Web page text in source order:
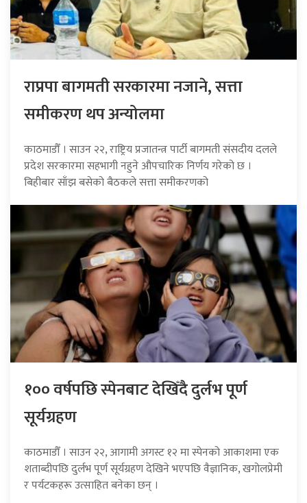
राप्रपा बागमती सरकारमा नजाने, सत्ता
समीकरण थप अन्योलमा
काठमाडौँ । साउन २२, राष्ट्रिय प्रजातन्त्र पार्टी बागमती संसदीय दलले
प्रदेश सरकारमा सहभागी नहुने औपचारिक निर्णय गरेको छ ।
बिहीबार साँझ बसेको बैठकले सत्ता समीकरणको
१०० वर्षपछि स्पेनबाट देखिँदै दुर्लभ पूर्ण
सूर्यग्रहण
काठमाडौँ । साउन २२, आगामी अगस्ट १२ मा स्पेनको आकाशमा एक
शताब्दीपछि दुर्लभ पूर्ण सूर्यग्रहण देखिने भएपछि वैज्ञानिक, खगोलप्रेमी
र पर्यटकहरू उत्साहित बनेका छन् ।